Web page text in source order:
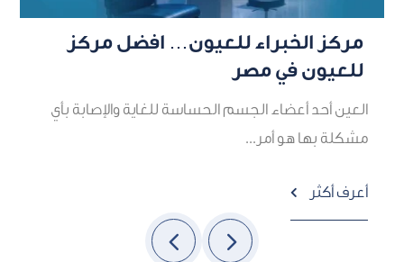
مركز الخبراء للعيون… افضل مركز
للعيون في مصر
العين أحد أعضاء الجسم الحساسة للغاية والإصابة بأي
مشكلة بها هو أمر...
أعرف أكثر 